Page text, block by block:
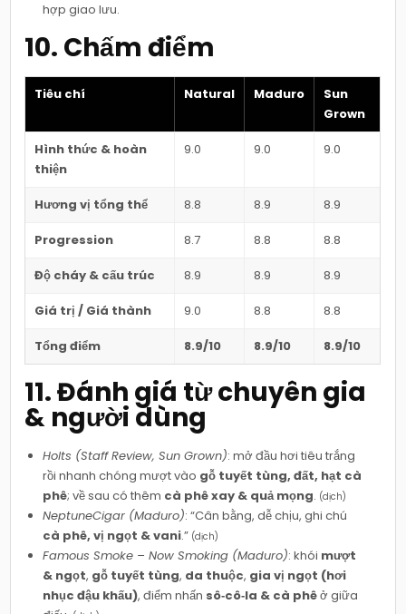
hợp giao lưu.
10. Chấm điểm
Tiêu chí Natural Maduro
Sun
Grown
Hình thức & hoàn
thiện
9.0 9.0 9.0
Hương vị tổng thể 8.8 8.9 8.9
Progression 8.7 8.8 8.8
Độ cháy & cấu trúc 8.9 8.9 8.9
Giá trị / Giá thành 9.0 8.8 8.8
Tổng điểm 8.9/10 8.9/10 8.9/10
11. Đánh giá từ chuyên gia
& người dùng
Holts (Staff Review, Sun Grown): mở đầu hơi tiêu trắng
rồi nhanh chóng mượt vào gỗ tuyết tùng, đất, hạt cà
phê; về sau có thêm cà phê xay & quả mọng. (dịch)
NeptuneCigar (Maduro): “Cân bằng, dễ chịu, ghi chú
cà phê, vị ngọt & vani.” (dịch)
Famous Smoke – Now Smoking (Maduro): khói mượt
& ngọt, gỗ tuyết tùng, da thuộc, gia vị ngọt (hơi
nhục đậu khấu), điểm nhấn sô‑cô‑la & cà phêở giữa